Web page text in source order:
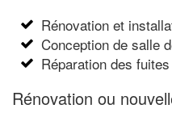
Rénovation et
Conception de salle
Réparation des fuites
Rénovation ou